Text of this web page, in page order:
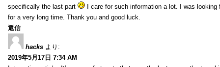
specifically the last part
I care for such information a lot. I was looking
for a very long time. Thank you and good luck.
返信
hacks より:
2019年5月17日 7:34 AM